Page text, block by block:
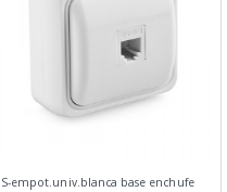
S-empot.univ.blanca base enchufe